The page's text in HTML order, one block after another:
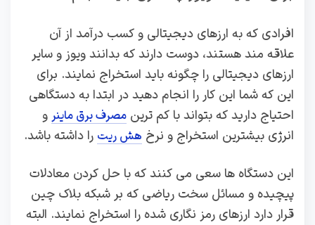
افرادی که به ارزهای دیجیتالی و کسب درآمد از آن
علاقه مند هستند، دوست دارند که بدانند ویوز و سایر
ارزهای دیجیتالی را چگونه باید استخراج نمایند. برای
این که شما این کار را انجام دهید در ابتدا به دستگاهی
احتیاج دارید که بتواند با کم ترین مصرف برق ماینر و
انرژی بیشترین استخراج و نرخ هش ریت را داشته باشد.
این دستگاه ها سعی می کنند که با حل کردن معادلات
پیچیده و مسائل سخت ریاضی که بر شبکه بلاک چین
قرار دارد ارزهای رمز نگاری شده را استخراج نمایند. البته